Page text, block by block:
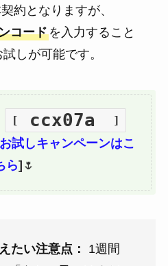
約となりますが、
コードを入力すること
しが可能です。
[ ccx07a ]
試しキャンペーンはこ
ら] 🌷
たい注意点：
1週間